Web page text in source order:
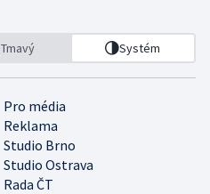
Tmavý Systém
Pro média
Reklama
Studio Brno
Studio Ostrava
Rada ČT